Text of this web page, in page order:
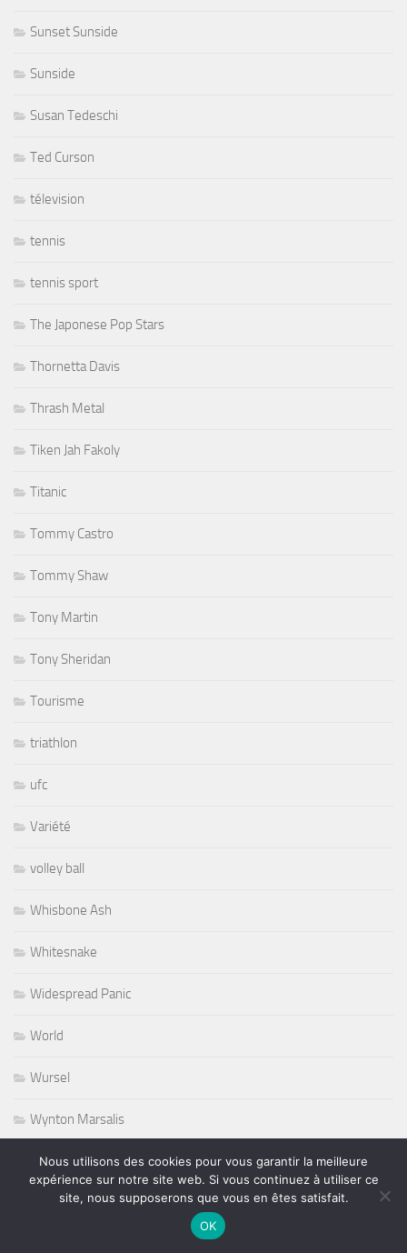
Sunset Sunside
Sunside
Susan Tedeschi
Ted Curson
télevision
tennis
tennis sport
The Japonese Pop Stars
Thornetta Davis
Thrash Metal
Tiken Jah Fakoly
Titanic
Tommy Castro
Tommy Shaw
Tony Martin
Tony Sheridan
Tourisme
triathlon
ufc
Variété
volley ball
Whisbone Ash
Whitesnake
Widespread Panic
World
Wursel
Wynton Marsalis
Yesterday and Today
Nous utilisons des cookies pour vous garantir la meilleure
expérience sur notre site web. Si vous continuez à utiliser ce
site, nous supposerons que vous en êtes satisfait.
OK